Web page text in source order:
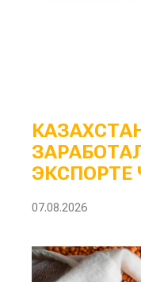
ЭКСПОРТЕ
07.08.2026